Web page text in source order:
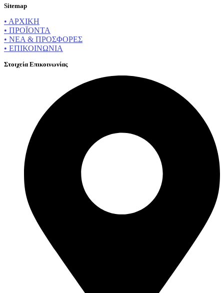
Sitemap
• ΑΡΧΙΚΗ
• ΠΡΟΪΟΝΤΑ
• ΝΕΑ & ΠΡΟΣΦΟΡΕΣ
• ΕΠΙΚΟΙΝΩΝΙΑ
Στοιχεία Επικοινωνίας